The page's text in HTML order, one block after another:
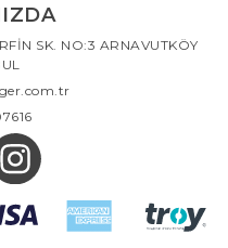
SK. NO:3 ARNAVUTKÖY